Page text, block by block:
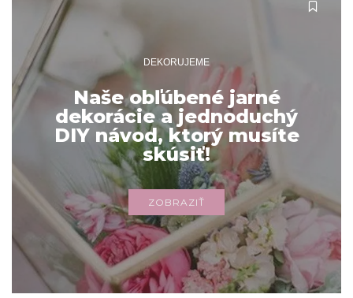
DEKORUJEME
Naše obľúbené jarné
dekorácie a jednoduchý
DIY návod, ktorý musíte
skúsiť!
ZOBRAZIŤ